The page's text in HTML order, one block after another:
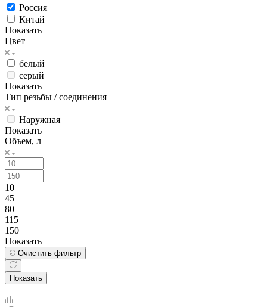
Россия
Китай
Показать
Цвет
белый
серый
Показать
Тип резьбы / соединения
Наружная
Показать
Объем, л
10
45
80
115
150
Показать
Очистить фильтр
Показать